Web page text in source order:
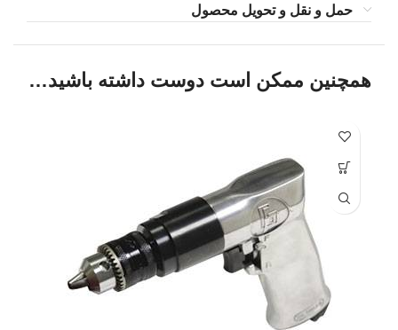
حمل و نقل و تحویل محصول
همچنین ممکن است دوست داشته باشید…